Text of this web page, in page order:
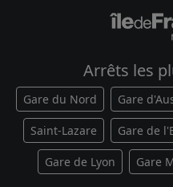
Arrêts les
Gare du Nord Gare
Saint-Lazare Gare de
Gare de Lyon Gare